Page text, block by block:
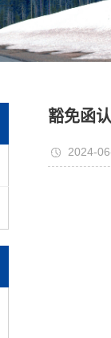
豁免函
2024-